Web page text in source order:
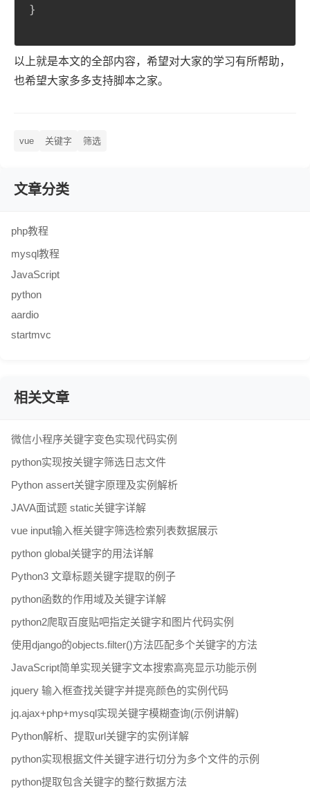
}
以上就是本文的全部内容，希望对大家的学习有所帮助，
也希望大家多多支持脚本之家。
vue 关键字 筛选
文章分类
php教程
mysql教程
JavaScript
python
aardio
startmvc
相关文章
微信小程序关键字变色实现代码实例
python实现按关键字筛选日志文件
Python assert关键字原理及实例解析
JAVA面试题 static关键字详解
vue input输入框关键字筛选检索列表数据展示
python global关键字的用法详解
Python3 文章标题关键字提取的例子
python函数的作用域及关键字详解
python2爬取百度贴吧指定关键字和图片代码实例
使用django的objects.filter()方法匹配多个关键字的方法
JavaScript简单实现关键字文本搜索高亮显示功能示例
jquery 输入框查找关键字并提亮颜色的实例代码
jq.ajax+php+mysql实现关键字模糊查询(示例讲解)
Python解析、提取url关键字的实例详解
python实现根据文件关键字进行切分为多个文件的示例
python提取包含关键字的整行数据方法